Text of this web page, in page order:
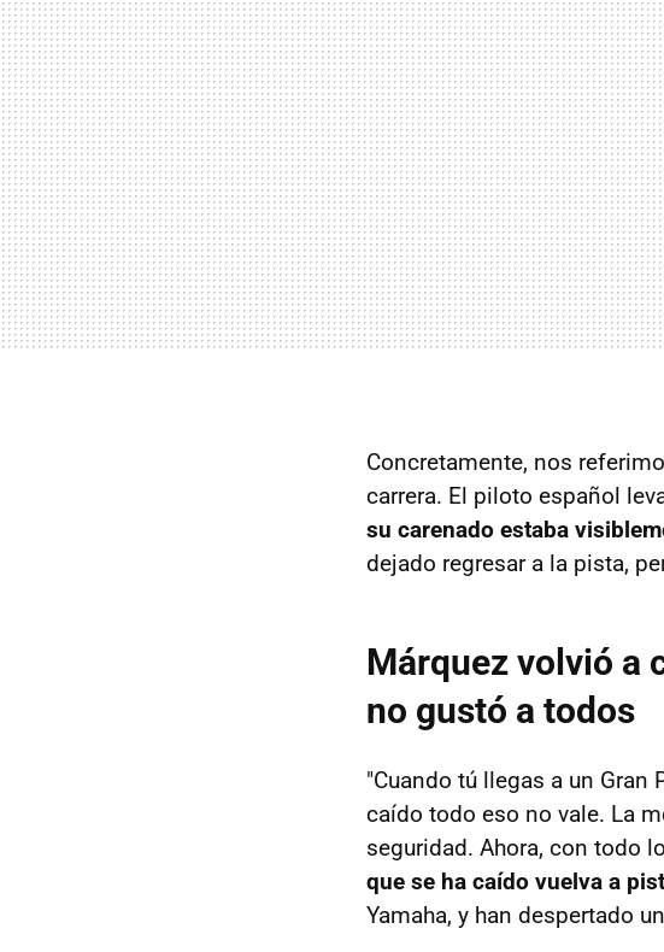
Concretamente, nos
carrera. El piloto español
su carenado estaba
dejado regresar a la pista,
Márquez volvió a
no gustó a todos
"Cuando tú llegas a un
caído todo eso no vale. La
seguridad. Ahora, con todo
que se ha caído vuelva a
Yamaha, y han despertado